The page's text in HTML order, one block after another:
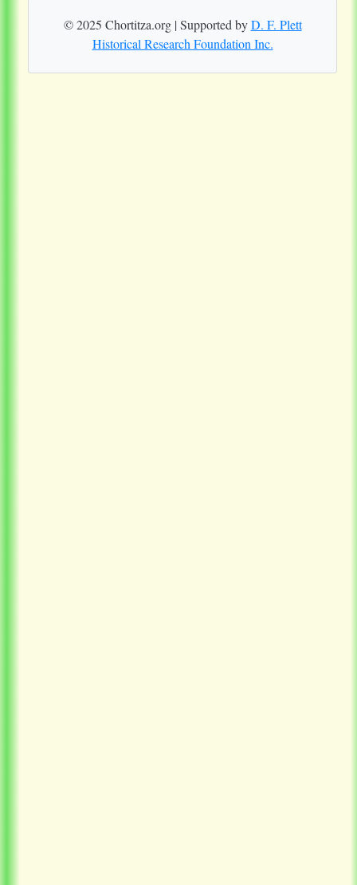
© 2025 Chortitza.org | Supported byD. F. Plett
Historical Research Foundation Inc.